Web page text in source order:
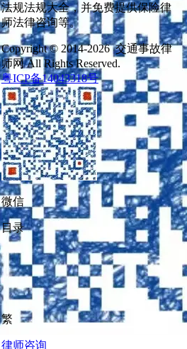
法规法规大全，并免费提供保险律
师法律咨询等。
Copyright © 2014-2026 交通事故律
师网 All Rights Reserved.
粤ICP备14043318号
微信
目录
繁
律师咨询